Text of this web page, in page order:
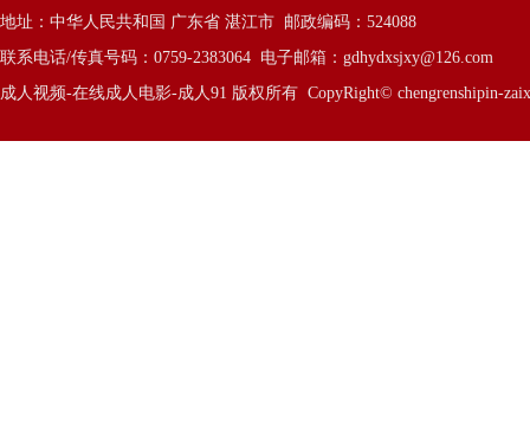
地址：中华人民共和国 广东省 湛江市 邮政编码：524088
联系电话/传真号码：0759-2383064 电子邮箱： gdhydxsjxy@126.com
成人视频-在线成人电影-成人91 版权所有 CopyRight© chengrenshipin-